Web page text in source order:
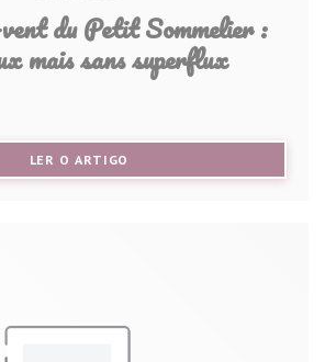
du Petit Sommelier :
mais sans superflux
LER O ARTIGO